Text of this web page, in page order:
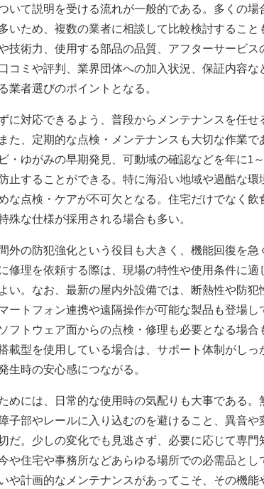
いて説明を受ける流れが一般的である。多くの場
いため、複数の業者に相談して比較検討すること
技術力、使用する部品の品質、アフターサービス
コミや評判、業界団体への加入状況、保証内容な
業者選びのポイントとなる。
に対応できるよう、普段からメンテナンスを任せ
た、定期的な点検・メンテナンスも大切な作業で
・ゆがみの早期発見、可動域の確認などを年に1
止することができる。特に海沿い地域や過酷な環
な点検・ケアが不可欠となる。住宅だけでなく飲
殊な仕様が採用される場合も多い。
外の防犯強化という役目も大きく、機能回復を急
修理を依頼する際は、現場の特性や使用条件に適
い。なお、最新の屋内外設備では、断熱性や防犯
ートフォン連携や遠隔操作が可能な製品も登場し
フトウェア面からの点検・修理も必要となる場合
載型を使用している場合は、サポート体制がしっ
生時の安心感につながる。
めには、日常的な使用時の気配りも大事である。
子部やレールに入り込むのを避けること、異音や
だ。少しの変化でも見逃さず、必要に応じて専門
や住宅や事務所などあらゆる場所での必需品とし
や計画的なメンテナンスがあってこそ、その機能